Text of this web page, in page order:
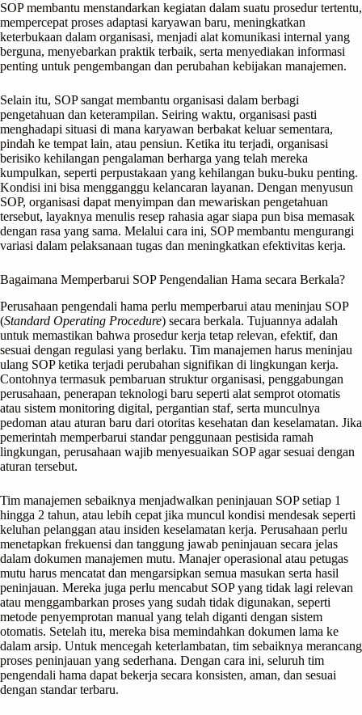
SOP membantu menstandarkan kegiatan dalam suatu prosedur tertentu,
mempercepat proses adaptasi karyawan baru, meningkatkan
keterbukaan dalam organisasi, menjadi alat komunikasi internal yang
berguna, menyebarkan praktik terbaik, serta menyediakan informasi
penting untuk pengembangan dan perubahan kebijakan manajemen.
Selain itu, SOP sangat membantu organisasi dalam berbagi
pengetahuan dan keterampilan. Seiring waktu, organisasi pasti
menghadapi situasi di mana karyawan berbakat keluar sementara,
pindah ke tempat lain, atau pensiun. Ketika itu terjadi, organisasi
berisiko kehilangan pengalaman berharga yang telah mereka
kumpulkan, seperti perpustakaan yang kehilangan buku-buku penting.
Kondisi ini bisa mengganggu kelancaran layanan. Dengan menyusun
SOP, organisasi dapat menyimpan dan mewariskan pengetahuan
tersebut, layaknya menulis resep rahasia agar siapa pun bisa memasak
dengan rasa yang sama. Melalui cara ini, SOP membantu mengurangi
variasi dalam pelaksanaan tugas dan meningkatkan efektivitas kerja.
Bagaimana Memperbarui SOP Pengendalian Hama secara Berkala?
Perusahaan pengendali hama perlu memperbarui atau meninjau SOP
(Standard Operating Procedure) secara berkala. Tujuannya adalah
untuk memastikan bahwa prosedur kerja tetap relevan, efektif, dan
sesuai dengan regulasi yang berlaku. Tim manajemen harus meninjau
ulang SOP ketika terjadi perubahan signifikan di lingkungan kerja.
Contohnya termasuk pembaruan struktur organisasi, penggabungan
perusahaan, penerapan teknologi baru seperti alat semprot otomatis
atau sistem monitoring digital, pergantian staf, serta munculnya
pedoman atau aturan baru dari otoritas kesehatan dan keselamatan. Jika
pemerintah memperbarui standar penggunaan pestisida ramah
lingkungan, perusahaan wajib menyesuaikan SOP agar sesuai dengan
aturan tersebut.
Tim manajemen sebaiknya menjadwalkan peninjauan SOP setiap 1
hingga 2 tahun, atau lebih cepat jika muncul kondisi mendesak seperti
keluhan pelanggan atau insiden keselamatan kerja. Perusahaan perlu
menetapkan frekuensi dan tanggung jawab peninjauan secara jelas
dalam dokumen manajemen mutu. Manajer operasional atau petugas
mutu harus mencatat dan mengarsipkan semua masukan serta hasil
peninjauan. Mereka juga perlu mencabut SOP yang tidak lagi relevan
atau menggambarkan proses yang sudah tidak digunakan, seperti
metode penyemprotan manual yang telah diganti dengan sistem
otomatis. Setelah itu, mereka bisa memindahkan dokumen lama ke
dalam arsip. Untuk mencegah keterlambatan, tim sebaiknya merancang
proses peninjauan yang sederhana. Dengan cara ini, seluruh tim
pengendali hama dapat bekerja secara konsisten, aman, dan sesuai
dengan standar terbaru.